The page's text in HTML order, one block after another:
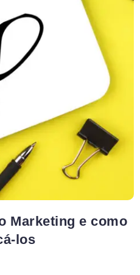
Marketing e como
los